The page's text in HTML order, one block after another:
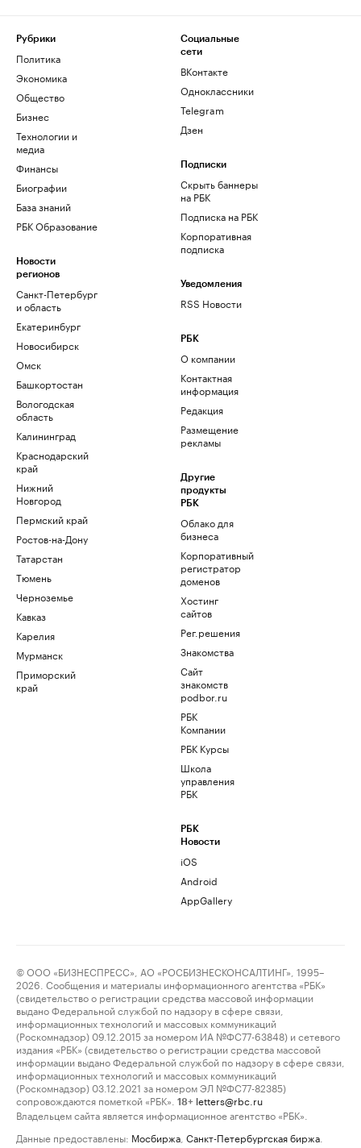
Рубрики
Политика
Экономика
Общество
Бизнес
Технологии и
медиа
Финансы
Биографии
База знаний
РБК Образование
Новости
регионов
Санкт-Петербург
и область
Екатеринбург
Новосибирск
Омск
Башкортостан
Вологодская
область
Калининград
Краснодарский
край
Нижний
Новгород
Пермский край
Ростов-на-Дону
Татарстан
Тюмень
Черноземье
Кавказ
Карелия
Мурманск
Приморский
край
Социальные
сети
ВКонтакте
Одноклассники
Telegram
Дзен
Подписки
Скрыть баннеры
на РБК
Подписка на РБК
Корпоративная
подписка
Уведомления
RSS Новости
РБК
О компании
Контактная
информация
Редакция
Размещение
рекламы
Другие
продукты
РБК
Облако для
бизнеса
Корпоративный
регистратор
доменов
Хостинг
сайтов
Рег.решения
Знакомства
Сайт
знакомств
podbor.ru
РБК
Компании
РБК Курсы
Школа
управления
РБК
РБК
Новости
iOS
Android
AppGallery
© ООО «БИЗНЕСПРЕСС», АО «РОСБИЗНЕСКОНСАЛТИНГ», 1995–
2026. Сообщения и материалы информационного агентства «РБК»
(свидетельство о регистрации средства массовой информации
выдано Федеральной службой по надзору в сфере связи,
информационных технологий и массовых коммуникаций
(Роскомнадзор) 09.12.2015 за номером ИА №ФС77-63848) и сетевого
издания «РБК» (свидетельство о регистрации средства массовой
информации выдано Федеральной службой по надзору в сфере связи,
информационных технологий и массовых коммуникаций
(Роскомнадзор) 03.12.2021 за номером ЭЛ №ФС77-82385)
сопровождаются пометкой «РБК».
18+ letters@rbc.ru
Владельцем сайта является информационное агентство «РБК».
Данные предоставлены: Мосбиржа Санкт-Петербургская биржа